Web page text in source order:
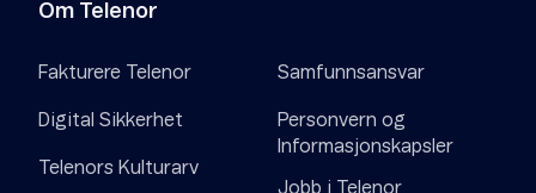
Om Telenor
Fakturere Telenor
Digital Sikkerhet
Telenors Kulturarv
Samfunnsansvar
Personvern og
Informasjonskapsler
Jobb i Telenor